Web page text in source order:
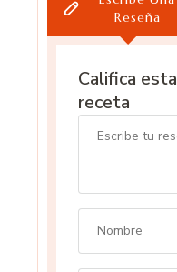
Reseña
Califica esta
receta